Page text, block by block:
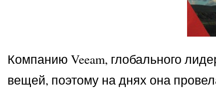
Компанию Veeam, глобального
вещей, поэтому на днях она